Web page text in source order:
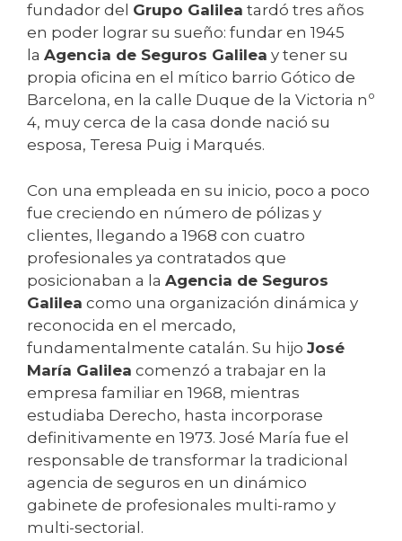
fundador del Grupo Galilea tardó tres años
en poder lograr su sueño: fundar en 1945
la Agencia de Seguros Galilea y tener su
propia oficina en el mítico barrio Gótico de
Barcelona, en la calle Duque de la Victoria nº
4, muy cerca de la casa donde nació su
esposa, Teresa Puig i Marqués.
Con una empleada en su inicio, poco a poco
fue creciendo en número de pólizas y
clientes, llegando a 1968 con cuatro
profesionales ya contratados que
posicionaban a la Agencia de Seguros
Galilea como una organización dinámica y
reconocida en el mercado,
fundamentalmente catalán. Su hijo José
María Galilea comenzó a trabajar en la
empresa familiar en 1968, mientras
estudiaba Derecho, hasta incorporase
definitivamente en 1973. José María fue el
responsable de transformar la tradicional
agencia de seguros en un dinámico
gabinete de profesionales multi-ramo y
multi-sectorial.